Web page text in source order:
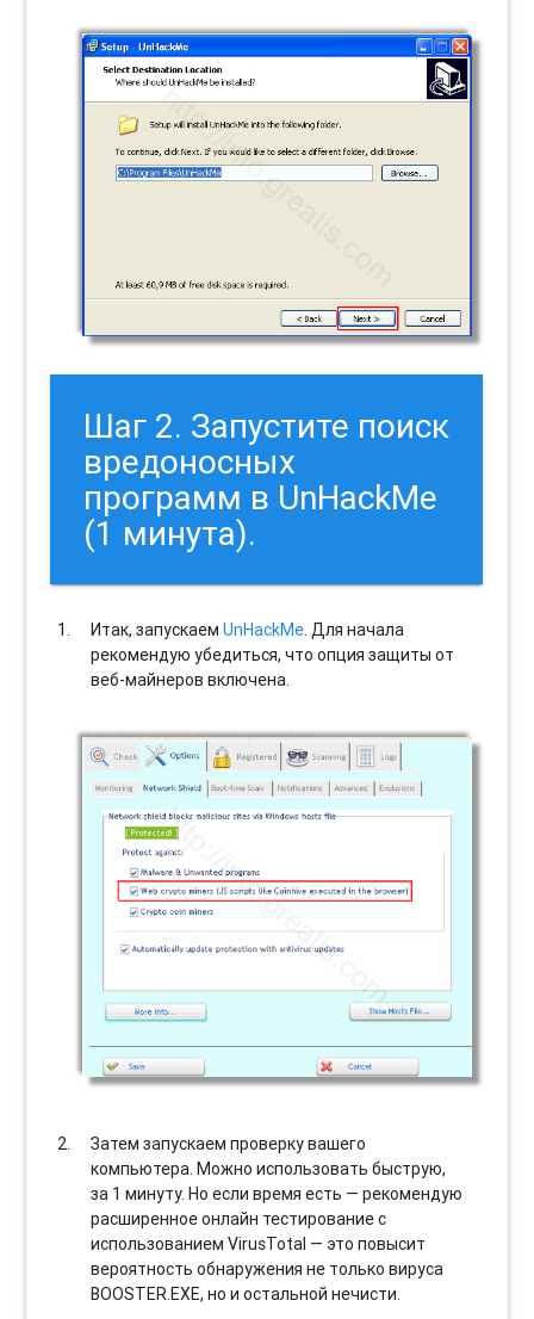
Шаг 2. Запустите поиск
вредоносных
программ в UnHackMe
(1 минута).
Итак, запускаемUnHackMe. Для начала
рекомендую убедиться, что опция защиты от
веб-майнеров включена.
Затем запускаем проверку вашего
компьютера. Можно использовать быструю,
за 1 минуту. Но если время есть — рекомендую
расширенное онлайн тестирование с
использованием VirusTotal — это повысит
вероятность обнаружения не только вируса
BOOSTER.EXE, но и остальной нечисти.